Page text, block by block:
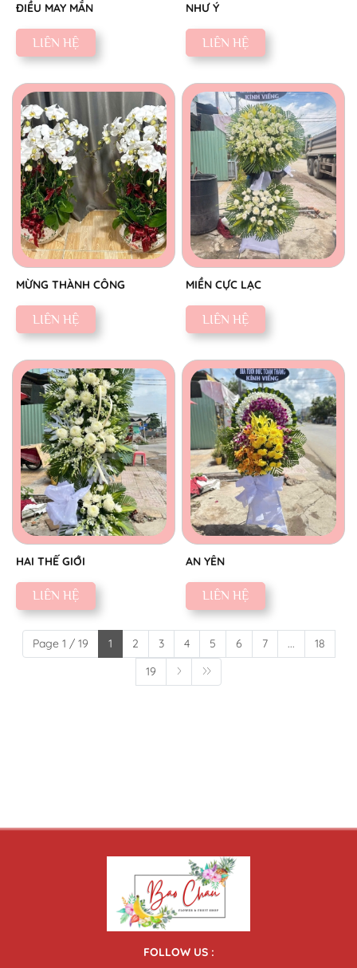
ĐIỀU MAY MẮN
LIÊN HỆ
NHƯ Ý
LIÊN HỆ
MỪNG THÀNH CÔNG
LIÊN HỆ
MIỀN CỰC LẠC
LIÊN HỆ
HAI THẾ GIỚI
LIÊN HỆ
AN YÊN
LIÊN HỆ
Page 1 / 19 1 2 3 4 5 6 7 ...
18
19
FOLLOW US :